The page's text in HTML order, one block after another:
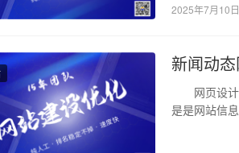
2025年7月10日
新闻动
网页设计
是是网站信